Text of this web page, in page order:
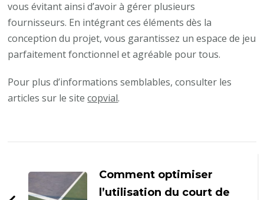
vous évitant ainsi d’avoir à gérer plusieurs
fournisseurs. En intégrant ces éléments dès la
conception du projet, vous garantissez un espace de jeu
parfaitement fonctionnel et agréable pour tous.
Pour plus d’informations semblables, consulter les
articles sur le sitecopvial.
d'article
Comment optimiser
l’utilisation du court de